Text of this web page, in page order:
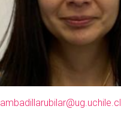
ambadillarubilar@ug.uchile.cl